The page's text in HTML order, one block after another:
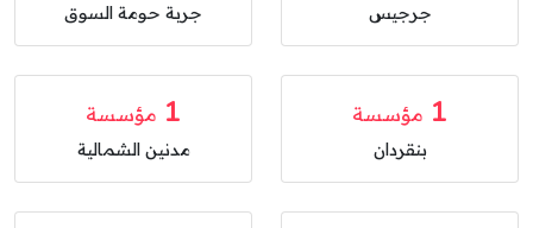
جرجيس جربة حومة السوق
1 مؤسسة
بنقردان
1 مؤسسة
مدنين الشمالية